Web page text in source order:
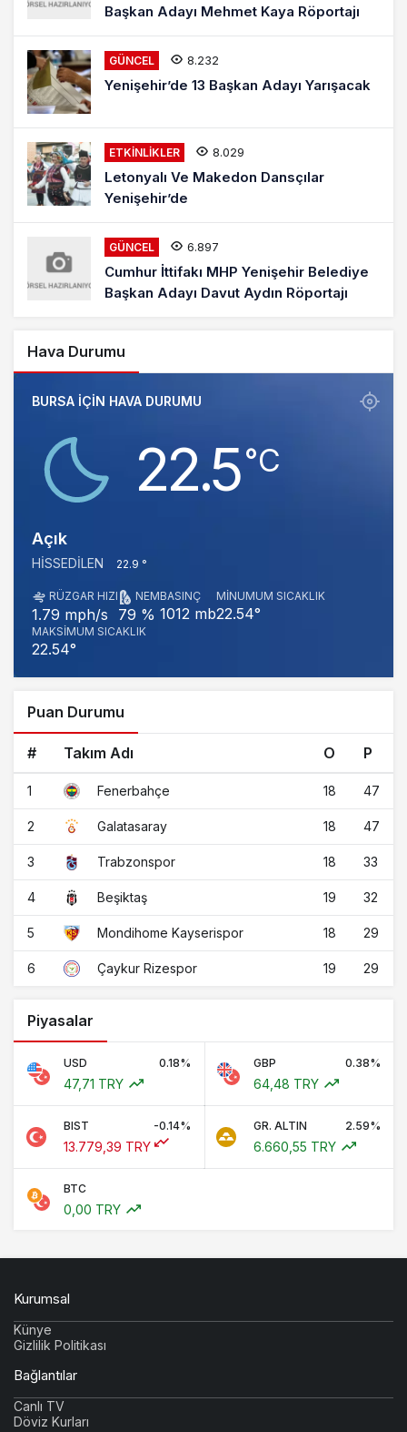
Başkan Adayı Mehmet Kaya Röportajı
GÜNCEL 8.232
Yenişehir’de 13 Başkan Adayı Yarışacak
ETKINLIKLER 8.029
Letonyalı Ve Makedon Dansçılar
Yenişehir’de
GÜNCEL 6.897
Cumhur İttifakı MHP Yenişehir Belediye
Başkan Adayı Davut Aydın Röportajı
Hava Durumu
BURSA IÇIN HAVA DURUMU
22.5‎°C
Açık
HISSEDILEN 22.9 °
RÜZGAR HIZI
1.79 mph/s
NEM
79 %
BASINÇ
1012 mb
MINUMUM SICAKLIK
22.54°
MAKSIMUM SICAKLIK
22.54°
Puan Durumu
# Takım Adı O P
1 Fenerbahçe 18 47
2 Galatasaray 18 47
3 Trabzonspor 18 33
4 Beşiktaş 19 32
5 Mondihome Kayserispor 18 29
6 Çaykur Rizespor 19 29
Piyasalar
USD 0.18%
47,71 TRY
GBP 0.38%
64,48 TRY
BIST -0.14%
13.779,39 TRY
GR. ALTIN 2.59%
6.660,55 TRY
BTC
0,00 TRY
Kurumsal
Künye
Gizlilik Politikası
Bağlantılar
Canlı TV
Döviz Kurları